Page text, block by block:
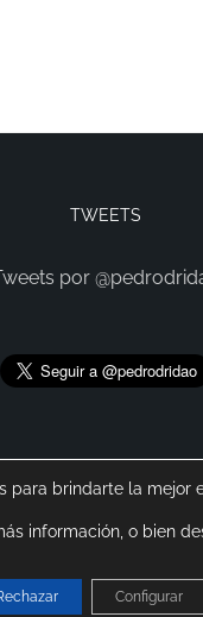
TWEETS
por
Política de privacidad
para brindarte la mejor
información, o bien
Configurar